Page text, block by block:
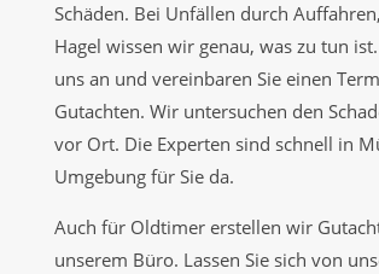
Schäden. Bei Unfällen durch
Hagel wissen wir genau, was zu tun
uns an und vereinbaren Sie einen
Gutachten. Wir untersuchen den
vor Ort. Die Experten sind schnell in
Umgebung für Sie da.
Auch für Oldtimer erstellen wir
unserem Büro. Lassen Sie sich von